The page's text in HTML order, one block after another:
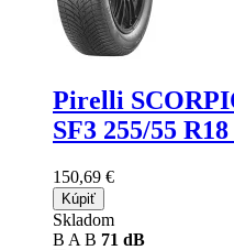
Pirelli
SF3 255/55
150,69 €
Kúpiť
Skladom
B A B 71 dB